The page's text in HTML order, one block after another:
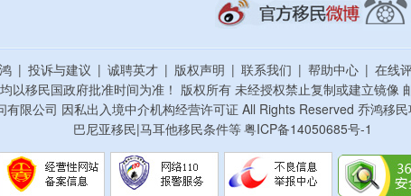
| 投诉与建议 | 诚聘英才 | 版权声明 | 联系我们 | 帮助中心 | 在线
以移民国政府批准时间为准！ 版权所有 未经授权禁止复制或建立镜像
限公司 因私出入境中介机构经营许可证 All Rights Reserved 乔鸿移
巴尼亚移民|马耳他移民条件等粤ICP备14050685号-1